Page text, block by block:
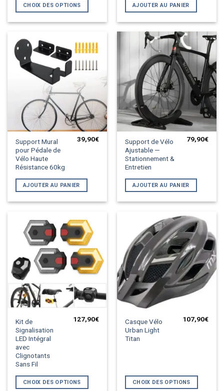
CHOIX DES OPTIONS
Les
options
peuvent
choisies
sur
la
produit
AJOUTER AU PANIER
Support Mural
pour Pédale de
Vélo Haute
Résistance 60kg
39,90€
AJOUTER AU PANIER
Support de Vélo
Ajustable —
Stationnement &
Entretien
79,90€
AJOUTER AU PANIER
Kit de
Signalisation
LED Intégral
avec
Clignotants
Sans Fil
127,90€
CHOIX DES OPTIONS
Ce
produit
a
plusieurs
variations.
options
Casque Vélo
Urban Light
Titan
107,90€
CHOIX DES OPTIONS
Ce
produit
a
options